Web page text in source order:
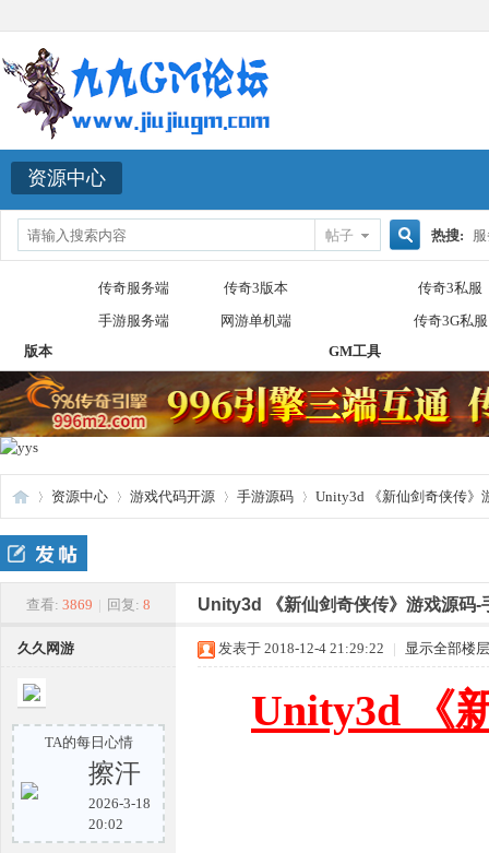
资源中心
帖子
热搜:
版本
传奇服务端
传奇3版本
手游服务端
网游单机端
GM工具
传奇3私服
传奇3G私服
奇
资源中心 游戏代码开源 手游源码 Unity3d 《新仙剑奇侠传》
查看: 3869 | 回复: 8 Unity3d 《新仙剑奇侠传》游戏源码-
久久网游
TA的每日心情
擦汗
2026-3-18
20:02
发表于 2018-12-4 21:29:22 | 显示全部楼层
Unity3d 《